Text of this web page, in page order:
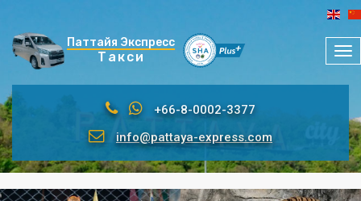
Паттайя Экспресс
Такси
+66-8-0002-3377
info@pattaya-express.com